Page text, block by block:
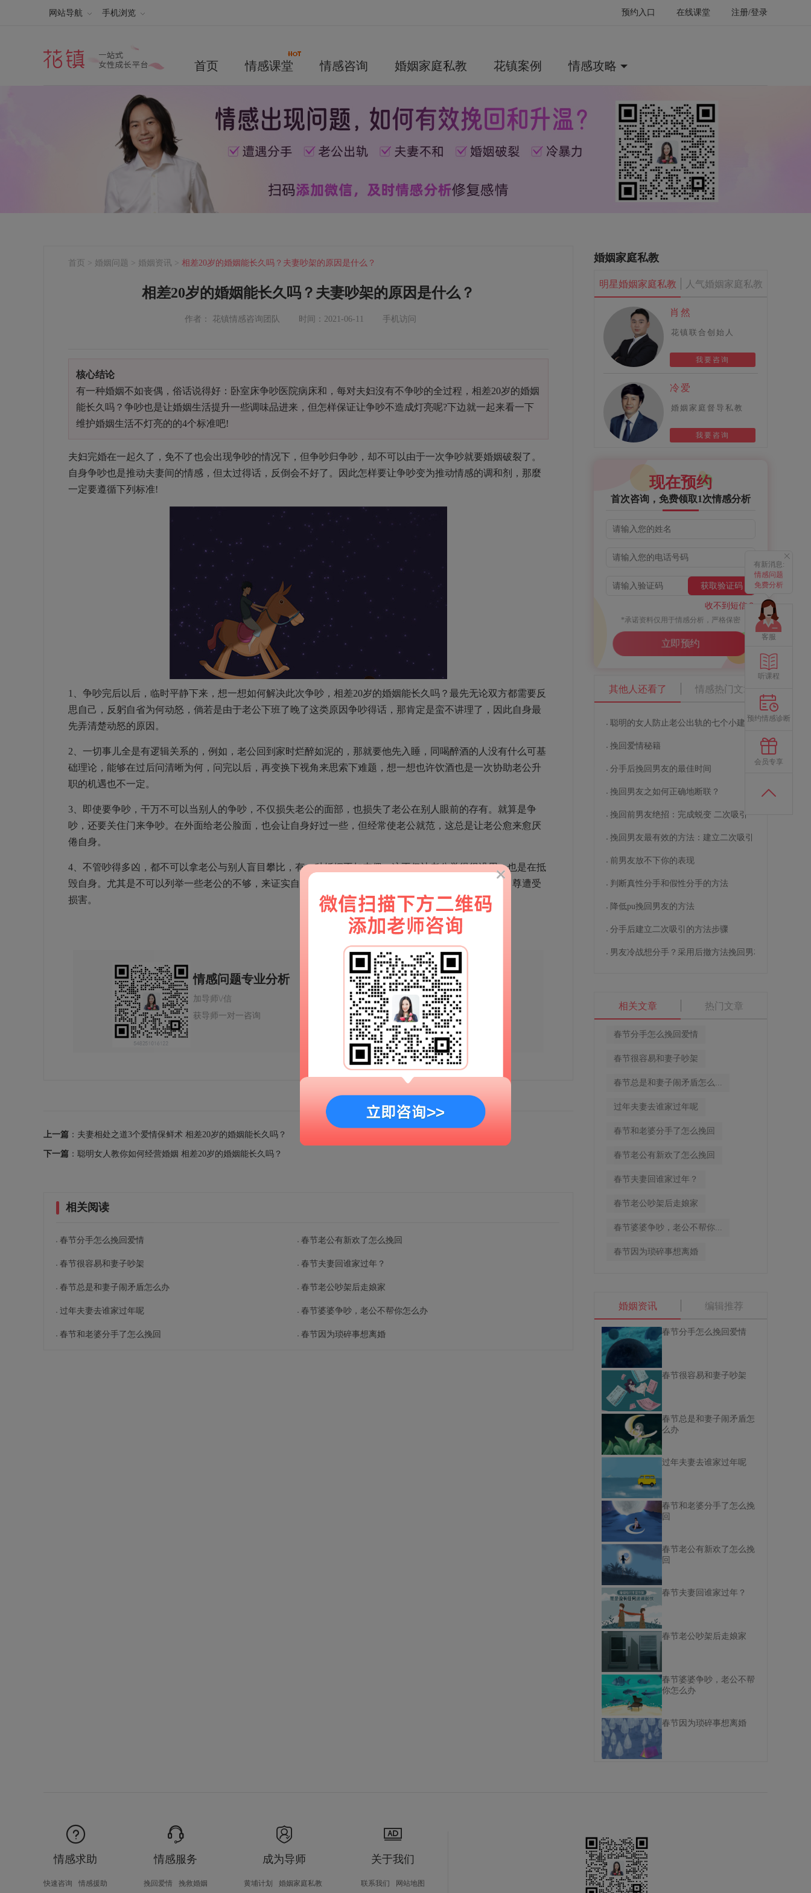
预约入口 在线课堂 注册/登录
网站导航 手机浏览
首页 情感课堂 情感咨询 婚姻家庭私教 花镇案例 情感攻略
首页 > 婚姻问题 > 婚姻资讯 > 相差20岁的婚姻能长久吗？夫妻吵架的原因是什么？
相差20岁的婚姻能长久吗？夫妻吵架的原因是什么？
作者： 花镇情感咨询团队 时间：2021-06-11 手机访问
核心结论
有一种婚姻不如丧偶，俗话说得好：卧室床争吵医院病床和，每对夫妇沒有不争吵的全过程，相差20岁的婚姻
能长久吗？争吵也是让婚姻生活提升一些调味品进来，但怎样保证让争吵不造成灯亮呢?下边就一起来看一下
维护婚姻生活不灯亮的的4个标准吧!
夫妇完婚在一起久了，免不了也会出现争吵的情况下，但争吵归争吵，却不可以由于一次争吵就要婚姻破裂了。
自身争吵也是推动夫妻间的情感，但太过得话，反倒会不好了。因此怎样要让争吵变为推动情感的调和剂，那麼
一定要遵循下列标准!
1、争吵完后以后，临时平静下来，想一想如何解决此次争吵，相差20岁的婚姻能长久吗？最先无论双方都需要反
思自己，反躬自省为何动怒，倘若是由于老公下班了晚了这类原因争吵得话，那肯定是蛮不讲理了，因此自身最
先弄清楚动怒的原因。
2、一切事儿全是有逻辑关系的，例如，老公回到家时烂醉如泥的，那就要他先入睡，同喝醉酒的人没有什么可基
础理论，能够在过后问清晰为何，问完以后，再变换下视角来思索下难题，想一想也许饮酒也是一次协助老公升
职的机遇也不一定。
3、即使要争吵，干万不可以当别人的争吵，不仅损失老公的面部，也损失了老公在别人眼前的存有。就算是争
吵，还要关住门来争吵。在外面给老公脸面，也会让自身好过一些，但经常使老公就范，这总是让老公愈来愈厌
倦自身。
4、不管吵得多凶，都不可以拿老公与别人盲目攀比，有一种婚姻不如丧偶，这不仅让老公觉得很没用，也是在抵
毁自身。尤其是不可以列举一些老公的不够，来证实自身言之有理。那样不仅沒有获得，也会让老公的自尊遭受
损害。
情感问题专业分析
加导师\/信
获导师一对一咨询
移动端官网
扫一扫
解锁更多情感秘籍
上一篇 ：夫妻相处之道3个爱情保鲜术 相差20岁的婚姻能长久吗？
下一篇 ：聪明女人教你如何经营婚姻 相差20岁的婚姻能长久吗？
相关阅读
春节分手怎么挽回爱情
春节很容易和妻子吵架
春节总是和妻子闹矛盾怎么办
过年夫妻去谁家过年呢
春节和老婆分手了怎么挽回
春节老公有新欢了怎么挽回
春节夫妻回谁家过年？
春节老公吵架后走娘家
春节婆婆争吵，老公不帮你怎么办
春节因为琐碎事想离婚
婚姻家庭私教
明星婚姻家庭私教 人气婚姻家庭私教
肖然
花镇联合创始人
我要咨询
冷爱
婚姻家庭督导私教
我要咨询
现在预约
首次咨询，免费领取1次情感分析
获取验证码
收不到短信？
*承诺资料仅用于情感分析，严格保密
立即预约
其他人还看了 情感热门文章
聪明的女人防止老公出轨的七个小建议
挽回爱情秘籍
分手后挽回男友的最佳时间
挽回男友之如何正确地断联？
挽回前男友绝招：完成蜕变 二次吸引
挽回男友最有效的方法：建立二次吸引
前男友放不下你的表现
判断真性分手和假性分手的方法
降低pu挽回男友的方法
分手后建立二次吸引的方法步骤
男友冷战想分手？采用后撤方法挽回男友
相关文章 热门文章
春节分手怎么挽回爱情
春节很容易和妻子吵架
春节总是和妻子闹矛盾怎么...
过年夫妻去谁家过年呢
春节和老婆分手了怎么挽回
春节老公有新欢了怎么挽回
春节夫妻回谁家过年？
春节老公吵架后走娘家
春节婆婆争吵，老公不帮你...
春节因为琐碎事想离婚
婚姻资讯 编辑推荐
春节分手怎么挽回爱情
春节很容易和妻子吵架
春节总是和妻子闹矛盾怎
么办
过年夫妻去谁家过年呢
春节和老婆分手了怎么挽
回
春节老公有新欢了怎么挽
回
春节夫妻回谁家过年？
春节老公吵架后走娘家
春节婆婆争吵，老公不帮
你怎么办
春节因为琐碎事想离婚
情感求助
快速咨询 情感援助
情感服务
挽回爱情 挽救婚姻
成为导师
黄埔计划 婚姻家庭私教
关于我们
联系我们 网站地图
有新消息:
情感问题
免费分析
客服
听课程
预约情感诊断
会员专享